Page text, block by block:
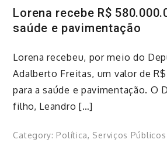
Lorena recebe R$
saúde e pavimentação
​Lorena recebeu, por meio do
Adalberto Freitas, um valor de
para a saúde e pavimentação. O
filho, Leandro […]
Category: Política, Serviços Públicos